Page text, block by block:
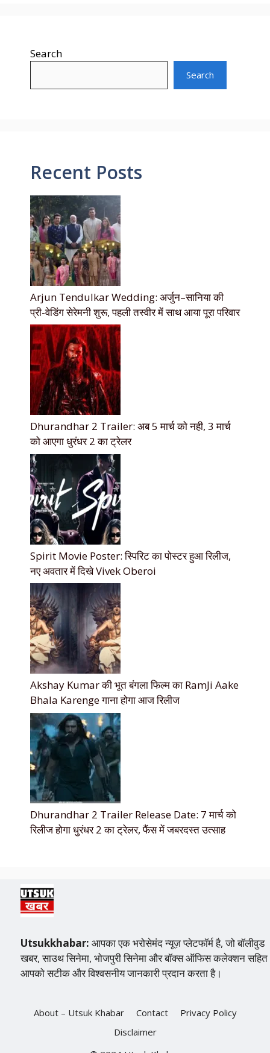
Search
Search
Recent Posts
Arjun Tendulkar Wedding: अर्जुन–सानिया की
प्री-वेडिंग सेरेमनी शुरू, पहली तस्वीर में साथ आया पूरा परिवार
Dhurandhar 2 Trailer: अब 5 मार्च को नही, 3 मार्च
को आएगा धुरंधर 2 का ट्रेलर
Spirit Movie Poster: स्पिरिट का पोस्टर हुआ रिलीज,
नए अवतार में दिखे Vivek Oberoi
Akshay Kumar की भूत बंगला फिल्म का RamJi Aake
Bhala Karenge गाना होगा आज रिलीज
Dhurandhar 2 Trailer Release Date: 7 मार्च को
रिलीज होगा धुरंधर 2 का ट्रेलर, फैंस में जबरदस्त उत्साह
Utsukkhabar: आपका एक भरोसेमंद न्यूज़ प्लेटफॉर्म है, जो बॉलीवुड
खबर, साउथ सिनेमा, भोजपुरी सिनेमा और बॉक्स ऑफिस कलेक्शन सहित
आपको सटीक और विश्वसनीय जानकारी प्रदान करता है।
About – Utsuk Khabar Contact
Privacy Policy
Disclaimer